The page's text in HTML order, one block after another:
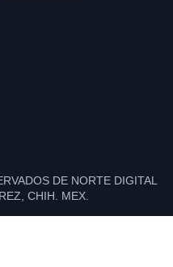
DE NORTE DIGITAL
CHIH. MEX.